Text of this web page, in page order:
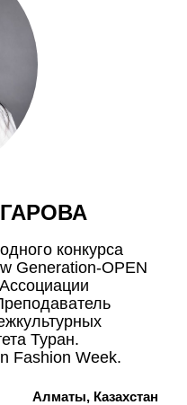
конкурса
Generation-OPEN
Туран.
Fashion Week.
Алматы, Казахстан